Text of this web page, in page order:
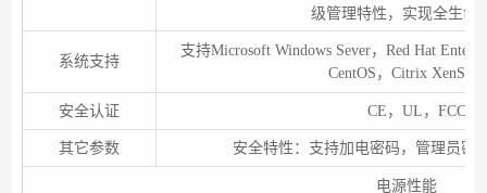
级管理特性，实现全生命
系统支持
支持Microsoft Windows Sever，Red Hat
CentOS，Citrix
安全认证 CE，UL，FCC，
其它参数 安全特性：支持加电密码，管理员密
电源性能